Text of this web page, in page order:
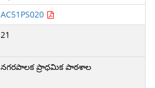
AC51PS020
21
నగరపాలక ప్రాధమిక పాఠశాల